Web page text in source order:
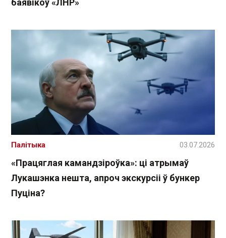
баявікоў «ЛНР»
«Працяглая камандзіроўка»: ці атрымаў
Лукашэнка нешта, апроч экскурсіі ў бункер
Пуціна?
Палітыка 03.07.2026